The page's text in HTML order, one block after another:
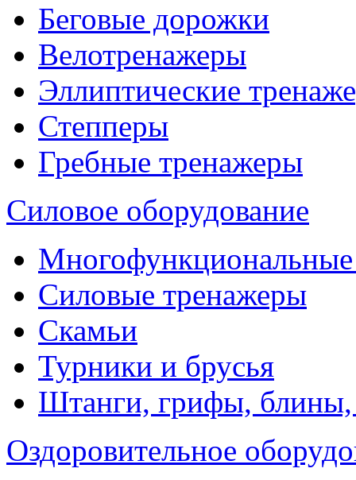
Беговые дорожки
Велотренажеры
Эллиптические
Степперы
Гребные тренажеры
Силовое оборудование
Силовые тренажеры
Скамьи
Турники и брусья
Штанги, грифы, блины,
Оздоровительное